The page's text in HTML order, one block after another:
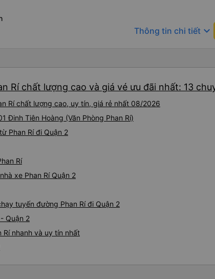
thật sự rất
mà cả nhà khoẻ re ko
Thông tin chi tiết keyboard_arrow_down
Rí chất lượng cao và giá vé ưu đãi nhất: 13
Rí chất lượng cao, uy tín, giá rẻ nhất 08/2026
Đinh Tiên Hoàng (Văn Phòng Phan Rí)
Phan Rí đi Quận 2
Rí
xe Phan Rí Quận 2
tuyến đường Phan Rí đi Quận 2
Quận 2
nhanh và uy tín nhất